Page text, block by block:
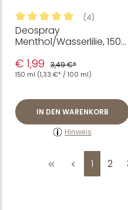
Durchschnittliche
(4)
Deospray
Menthol/Wasserlilie, 150
€ 1,99 3,49 €*
150 ml (1,33 €* / 100 ml)
IN DEN WARENKORB
Hinweis
Seite
1 2